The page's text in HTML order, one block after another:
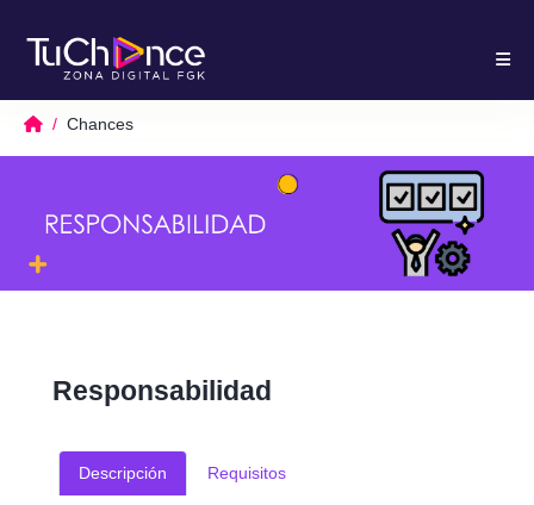
Chances
Responsabilidad
Descripción Requisitos